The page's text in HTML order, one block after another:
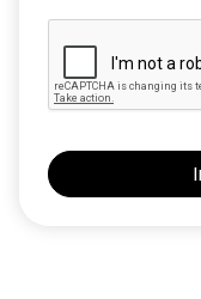
Fascia superiore
Freno di
Kit Riparazione